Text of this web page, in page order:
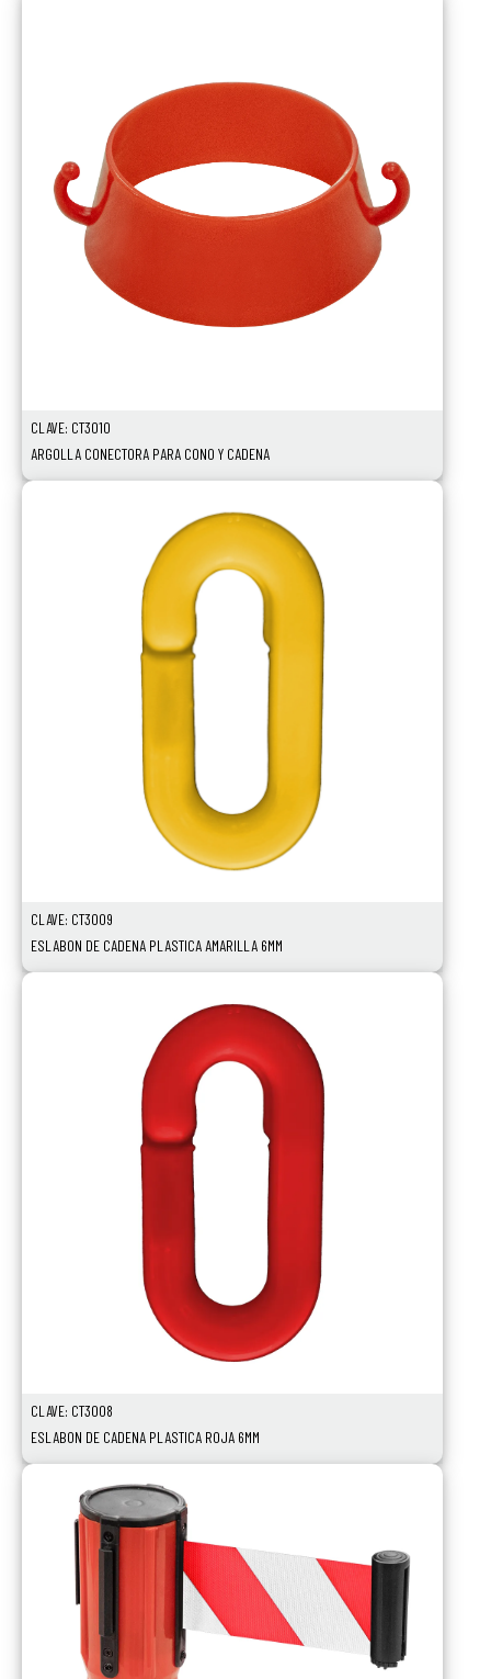
CLAVE: CT3010
ARGOLLA CONECTORA PARA CONO Y CADENA
CLAVE: CT3009
ESLABON DE CADENA PLASTICA AMARILLA 6MM
CLAVE: CT3008
ESLABON DE CADENA PLASTICA ROJA 6MM